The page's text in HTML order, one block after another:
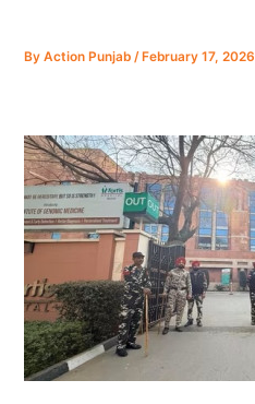
ByAction Punjab/ February 17, 2026